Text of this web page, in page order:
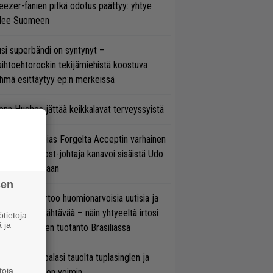
fanien pitkä odotus päättyy: yhtye
Suomeen
superbändi on syntynyt –
tekijämiehistä koostuva
esittäytyy ep:n merkeissä
Hughes jättää keikkalavat terveyssyistä
sujuu Tobias Forgelta Acceptin varhainen
– Ghost-johtaja kanavoi sisäistä Udo
Park kertoo huomionarvoisia uutisia ja
uutta nähtävää – näin yhtyeeltä irtosi
aikojen tuotanto Brasiliassa
Channel palasi tauolta tuplasinglen ja
ja